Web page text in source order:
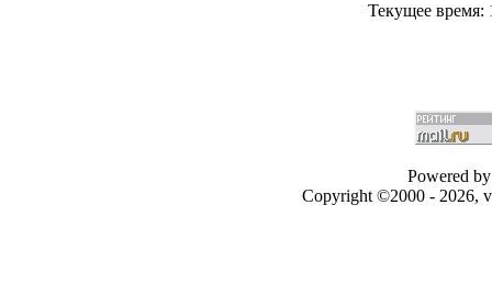
Текущее время:
Powered
Copyright ©2000 - 2026,